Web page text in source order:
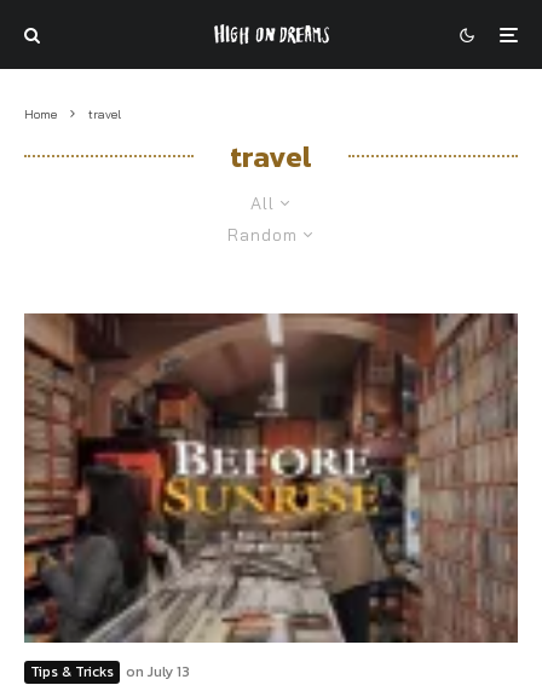
Home travel
travel
All
Random
Tips & Tricks on July 13